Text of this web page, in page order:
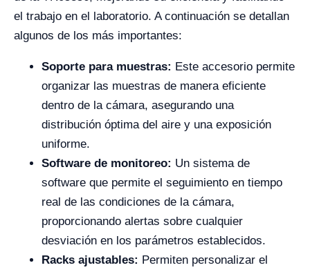
el trabajo en el laboratorio. A continuación se detallan
algunos de los más importantes:
Soporte para muestras: Este accesorio permite
organizar las muestras de manera eficiente
dentro de la cámara, asegurando una
distribución óptima del aire y una exposición
uniforme.
Software de monitoreo: Un sistema de
software que permite el seguimiento en tiempo
real de las condiciones de la cámara,
proporcionando alertas sobre cualquier
desviación en los parámetros establecidos.
Racks ajustables: Permiten personalizar el